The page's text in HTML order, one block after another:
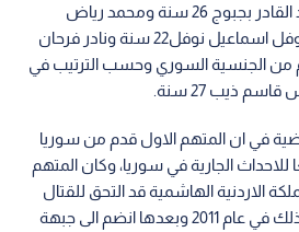
24 سنة ومحمد فاروق عبد القادر بجبوج 26 سنة ومحمد رياض
المحاميد23 سنة ومحمد نوفل اسماعيل نوفل22 سنة ونادر فرحان
من الجنسية السوري وحسب الترتيب في
ذيب 27 سنة.
في ان المتهم الاول قدم من سوريا
للاحداث الجارية في سوريا، وكان المتهم
الاردنية الهاشمية قد التحق للقتال
في صفوف الجيش الحر وذلك في عام 2011 وبعدها انضم الى جبهة